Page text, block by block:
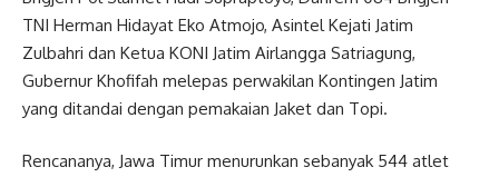
TNI Herman Hidayat Eko Atmojo, Asintel Kejati Jatim
Zulbahri dan Ketua KONI Jatim Airlangga Satriagung,
Gubernur Khofifah melepas perwakilan Kontingen Jatim
yang ditandai dengan pemakaian Jaket dan Topi.
Rencananya, Jawa Timur menurunkan sebanyak 544 atlet